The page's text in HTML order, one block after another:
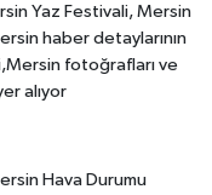
Yaz Festivali, Mersin
haber detaylarının
fotoğrafları ve
alıyor
Hava Durumu